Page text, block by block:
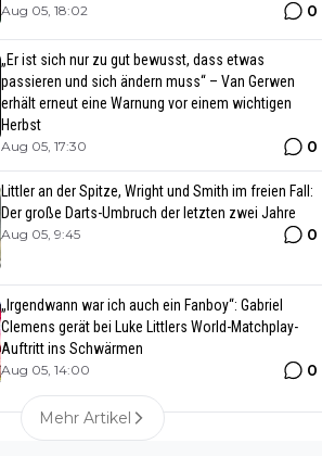
Aug 05, 18:02 0
„Er ist sich nur zu gut bewusst, dass etwas
passieren und sich ändern muss“ – Van Gerwen
erhält erneut eine Warnung vor einem wichtigen
Herbst
Aug 05, 17:30 0
Littler an der Spitze, Wright und Smith im freien Fall:
Der große Darts-Umbruch der letzten zwei Jahre
Aug 05, 9:45 0
„Irgendwann war ich auch ein Fanboy“: Gabriel
Clemens gerät bei Luke Littlers World-Matchplay-
Auftritt ins Schwärmen
Aug 05, 14:00 0
Mehr Artikel